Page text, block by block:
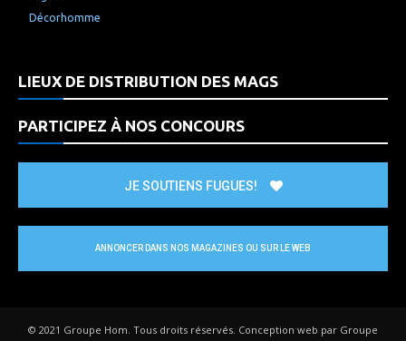
Décorhomme
LIEUX DE DISTRIBUTION DES MAGS
PARTICIPEZ À NOS CONCOURS
JE SOUTIENS FUGUES!
ANNONCER DANS NOS MAGAZINES OU SUR LE WEB
© 2021 Groupe Hom. Tous droits réservés. Conception web par Groupe